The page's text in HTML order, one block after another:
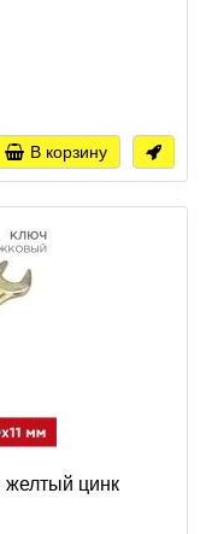
В корзину
цинк